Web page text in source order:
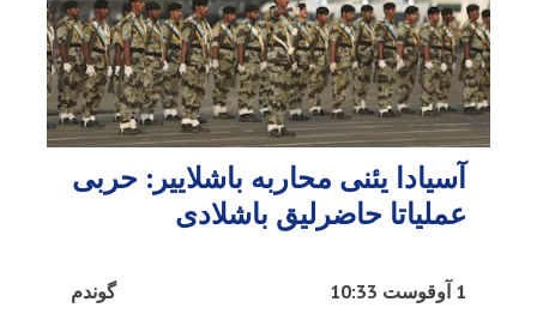
آسیادا یئنی محاربه باشلاییر: حربی
عملیاتا حاضرلیق باشلادی
گوندم 1 آوقوست 10:33